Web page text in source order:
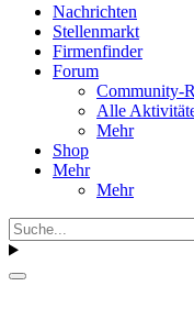
Nachrichten
Stellenmarkt
Firmenfinder
Forum
Community-
Alle
Mehr
Shop
Mehr
Mehr